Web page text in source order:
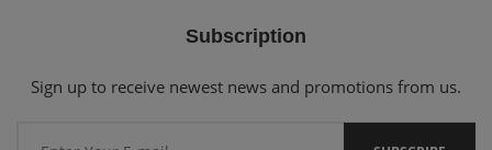
Subscription
Sign up to receive newest news and promotions from us.